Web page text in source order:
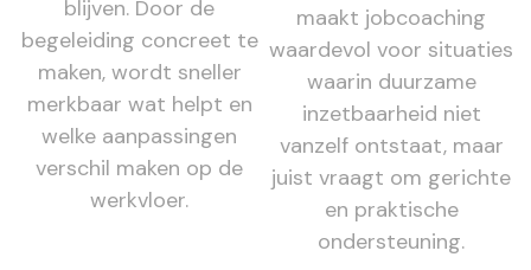
blijven. Door de
begeleiding concreet te
maken, wordt sneller
merkbaar wat helpt en
welke aanpassingen
verschil maken op de
werkvloer.
maakt jobcoaching
waardevol voor situaties
waarin duurzame
inzetbaarheid niet
vanzelf ontstaat, maar
juist vraagt om gerichte
en praktische
ondersteuning.